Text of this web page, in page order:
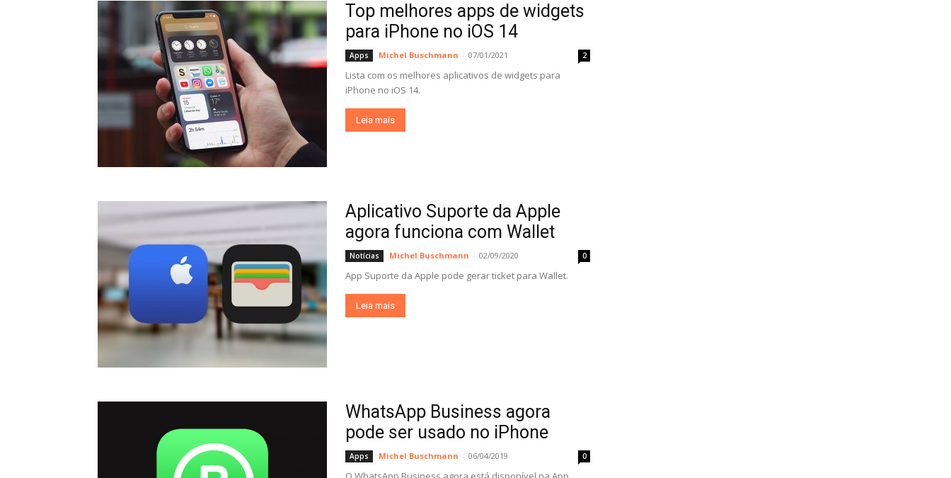
Top melhores apps de widgets
para iPhone no iOS 14
Apps Michel Buschmann - 07/01/2021 2
Lista com os melhores aplicativos de widgets para
iPhone no iOS 14.
Leia mais
Aplicativo Suporte da Apple
agora funciona com Wallet
Notícias Michel Buschmann - 02/09/2020 0
App Suporte da Apple pode gerar ticket para Wallet.
Leia mais
WhatsApp Business agora
pode ser usado no iPhone
Apps Michel Buschmann - 06/04/2019 0